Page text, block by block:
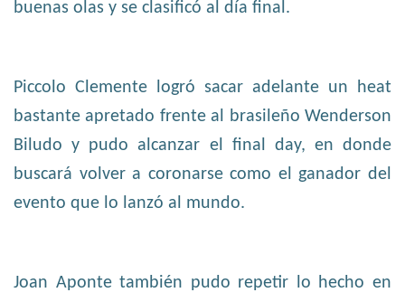
buenas olas y se clasificó al día final.
Piccolo Clemente logró sacar adelante un heat
bastante apretado frente al brasileño Wenderson
Biludo y pudo alcanzar el final day, en donde
buscará volver a coronarse como el ganador del
evento que lo lanzó al mundo.
Joan Aponte también pudo repetir lo hecho en